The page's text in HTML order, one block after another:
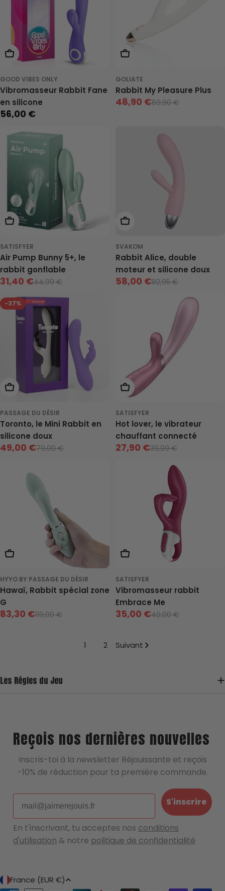
Ajouter Au Panier
GOOD VIBES ONLY
Vibromasseur Rabbit Fane
en silicone
Prix
neuf
56,00 €
Ajouter Au Panier
GOLIATE
Rabbit My Pleasure Plus
Prix
48,90 €
Prix
69,90 €
Ajouter Au Panier
SATISFYER
Air Pump Bunny 5+, le
rabbit gonflable
Prix
de
vente
31,40 €
Prix
neuf
44,99 €
Choisis Les Options
SVAKOM
Rabbit Alice, double
moteur et silicone doux
Prix
58,00 €
Prix
82,95 €
-37%
Choisis Les Options
PASSAGE DU DÉSIR
Toronto, le Mini Rabbit en
silicone doux
Prix
49,00 €
Prix 79,00 €
Choisis Les Options
SATISFYER
Hot lover, le vibrateur
chauffant connecté
Prix
27,90 €
Prix
39,99 €
Ajouter Au Panier
HYYO BY PASSAGE DU DÉSIR
Hawaï, Rabbit spécial zone
G
Prix
83,30 €
Prix 119,00 €
Ajouter Au Panier
SATISFYER
Vibromasseur rabbit
Embrace Me
Prix
vente
35,00 €
Prix
49,00 €
1 2 Suivant
Reçois nos dernières nouvelles
Inscris-toi à la newsletter Réjouissante et reçois
-10% de réduction pour ta première commande.
Email S'inscrire
En t'inscrivant, tu acceptes nos conditions
d'utilisation & notre politique de confidentialité
Les Règles du Jeu
P
France (EUR €)